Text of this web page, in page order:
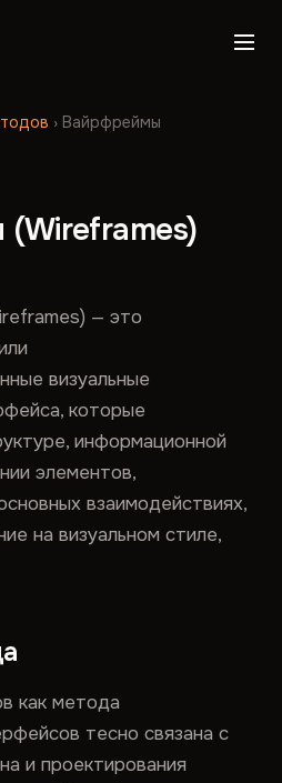
› Вайрфреймы
— это
визуальные
которые
информационной
элементов,
взаимодействиях,
на визуальном стиле,
как метода
тесно связана с
и проектирования